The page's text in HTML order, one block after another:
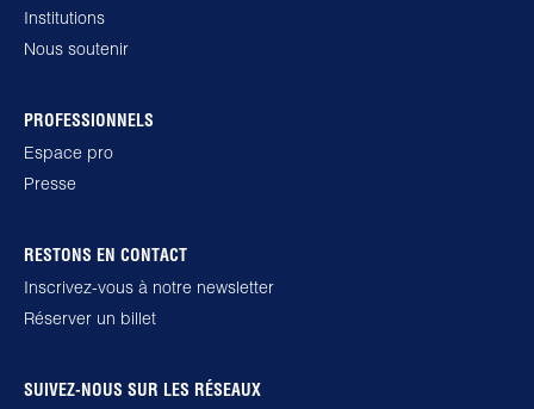
Institutions
Nous soutenir
PROFESSIONNELS
Espace pro
Presse
RESTONS EN CONTACT
Inscrivez-vous à notre newsletter
Réserver un billet
SUIVEZ-NOUS SUR LES RÉSEAUX